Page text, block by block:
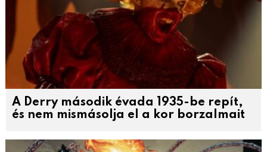
A Derry második évada 1935-be repít,
és nem mismásolja el a kor borzalmait